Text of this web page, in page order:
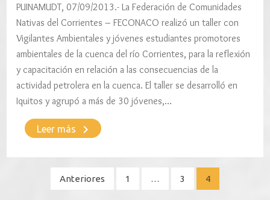
PUINAMUDT, 07/09/2013.- La Federación de Comunidades
Nativas del Corrientes – FECONACO realizó un taller con
Vigilantes Ambientales y jóvenes estudiantes promotores
ambientales de la cuenca del río Corrientes, para la reflexión
y capacitación en relación a las consecuencias de la
actividad petrolera en la cuenca. El taller se desarrolló en
Iquitos y agrupó a más de 30 jóvenes,…
Leer más keyboard_arrow_right
Paginación
Anteriores 1 … 3 4